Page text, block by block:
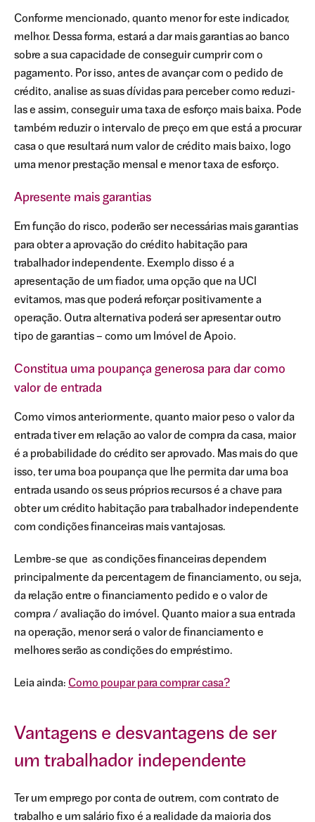
Conforme mencionado, quanto menor for este indicador,
melhor. Dessa forma, estará a dar mais garantias ao banco
sobre a sua capacidade de conseguir cumprir com o
pagamento. Por isso, antes de avançar com o pedido de
crédito, analise as suas dívidas para perceber como reduzi-
las e assim, conseguir uma taxa de esforço mais baixa. Pode
também reduzir o intervalo de preço em que está a procurar
casa o que resultará num valor de crédito mais baixo, logo
uma menor prestação mensal e menor taxa de esforço.
Apresente mais garantias
Em função do risco, poderão ser necessárias mais garantias
para obter a aprovação do crédito habitação para
trabalhador independente. Exemplo disso é a
apresentação de um fiador, uma opção que na UCI
evitamos, mas que poderá reforçar positivamente a
operação. Outra alternativa poderá ser apresentar outro
tipo de garantias – como um Imóvel de Apoio.
Constitua uma poupança generosa para dar como
valor de entrada
Como vimos anteriormente, quanto maior peso o valor da
entrada tiver em relação ao valor de compra da casa, maior
é a probabilidade do crédito ser aprovado. Mas mais do que
isso, ter uma boa poupança que lhe permita dar uma boa
entrada usando os seus próprios recursos é a chave para
obter um crédito habitação para trabalhador independente
com condições financeiras mais vantajosas.
Lembre-se que as condições financeiras dependem
principalmente da percentagem de financiamento, ou seja,
da relação entre o financiamento pedido e o valor de
compra / avaliação do imóvel. Quanto maior a sua entrada
na operação, menor será o valor de financiamento e
melhores serão as condições do empréstimo.
Leia ainda: Como poupar para comprar casa?
Vantagens e desvantagens de ser
um trabalhador independente
Ter um emprego por conta de outrem, com contrato de
trabalho e um salário fixo é a realidade da maioria dos